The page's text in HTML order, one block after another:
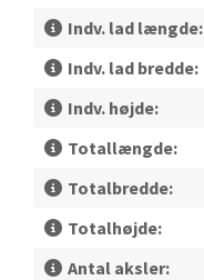
Indv. lad længde:
Indv. lad bredde:
Indv. højde:
Totallængde:
Totalbredde:
Totalhøjde:
Antal aksler: